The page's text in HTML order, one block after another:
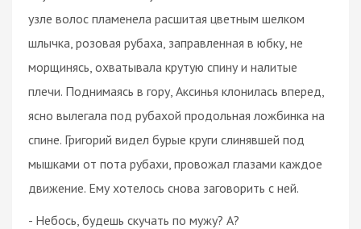
узле волос пламенела расшитая цветным шелком
шлычка, розовая рубаха, заправленная в юбку, не
морщинясь, охватывала крутую спину и налитые
плечи. Поднимаясь в гору, Аксинья клонилась вперед,
ясно вылегала под рубахой продольная ложбинка на
спине. Григорий видел бурые круги слинявшей под
мышками от пота рубахи, провожал глазами каждое
движение. Ему хотелось снова заговорить с ней.
- Небось, будешь скучать по мужу? А?